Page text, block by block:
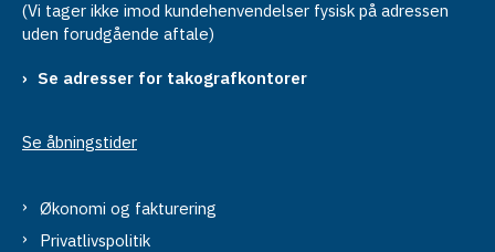
(Vi tager ikke imod kundehenvendelser fysisk på adressen
uden forudgående aftale)
Se adresser for takografkontorer
Se åbningstider
Økonomi og fakturering
Privatlivspolitik